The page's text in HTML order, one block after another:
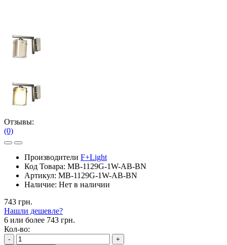
Отзывы:
(0)
Производители F+Light
Код Товара: MB-1129G-1W-AB-BN
Артикул: MB-1129G-1W-AB-BN
Наличие: Нет в наличии
743 грн.
Нашли дешевле?
6 или более 743 грн.
Кол-во:
-
+